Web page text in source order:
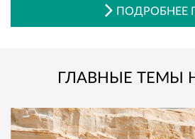
ПОДРОБНЕЕ
ГЛАВНЫЕ ТЕМЫ